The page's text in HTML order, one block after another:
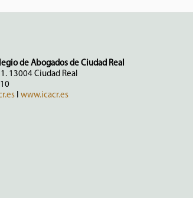
de Abogados de Ciudad Real
1. 13004 Ciudad Real
www.icacr.es